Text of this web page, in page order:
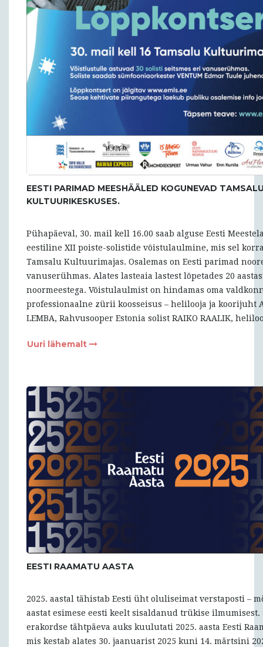
EESTI PARIMAD MEESHÄÄLED KOGUNEVAD
KULTUURIKESKUSES.
Pühapäeval, 30. mail kell 16.00 saab alguse Eesti
eestiline XII poiste-solistide võistulaulmine, mis sel
Tamsalu Kultuurimajas. Osalemas on Eesti parimad
vanuserühmas. Alates lasteaia lastest lõpetades 20
noormeestega. Võistulaulmist on hindamas oma
professionaalne zürii koosseisus – helilooja ja koorijuht
LEMBA, Rahvusooper Estonia solist RAIKO RAALIK,
Uuri lähemalt
EESTI RAAMATU AASTA
2025. aastal tähistab Eesti üht oluliseimat verstaposti –
aastat esimese eesti keelt sisaldanud trükise ilmumisest.
erakordse tähtpäeva auks kuulutati 2025. aasta Eesti
mis kestab alates 30. jaanuarist 2025 kuni 14. märtsini